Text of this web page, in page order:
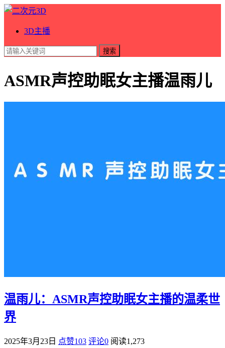
3D主播
搜索
ASMR声控助眠女主播温雨儿
温雨儿：ASMR声控助眠女主播的温柔世
界
2025年3月23日 点赞103 评论0 阅读1,273